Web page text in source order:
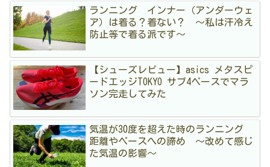
ランニング インナー（アンダーウェ
ア）は着る？着ない？ 〜私は汗冷え
防止等で着る派です〜
【シューズレビュー】asics メタスピ
ードエッジTOKYO サブ4ペースでマラ
ソン完走してみた
気温が30度を超えた時のランニング
距離やペースへの諦め 〜改めて感じ
た気温の影響〜